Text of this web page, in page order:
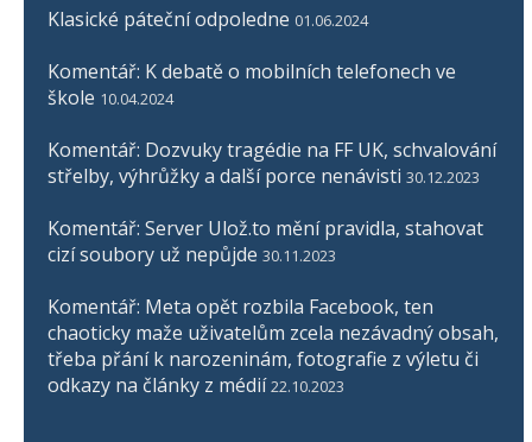
Klasické páteční odpoledne 01.06.2024
Komentář: K debatě o mobilních telefonech ve
škole 10.04.2024
Komentář: Dozvuky tragédie na FF UK, schvalování
střelby, výhrůžky a další porce nenávisti 30.12.2023
Komentář: Server Ulož.to mění pravidla, stahovat
cizí soubory už nepůjde 30.11.2023
Komentář: Meta opět rozbila Facebook, ten
chaoticky maže uživatelům zcela nezávadný obsah,
třeba přání k narozeninám, fotografie z výletu či
odkazy na články z médií 22.10.2023